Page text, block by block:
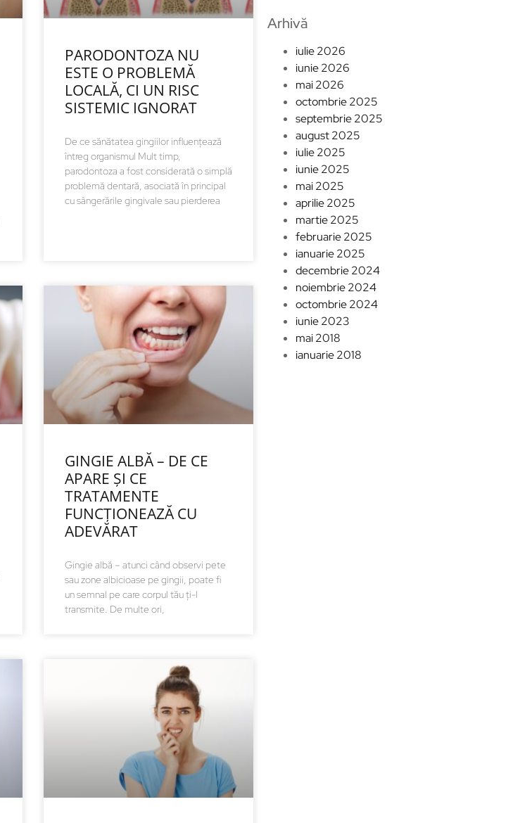
PARODONTOZA NU
ESTE O PROBLEMĂ
LOCALĂ, CI UN RISC
SISTEMIC IGNORAT
De ce sănătatea gingiilor influențează
întreg organismul Mult timp,
parodontoza a fost considerată o simplă
problemă dentară, asociată în principal
cu sângerările gingivale sau pierderea
GINGIE ALBĂ – DE CE
APARE ȘI CE
TRATAMENTE
FUNCȚIONEAZĂ CU
ADEVĂRAT
Gingie albă – atunci când observi pete
sau zone albicioase pe gingii, poate fi
un semnal pe care corpul tău ți-l
transmite. De multe ori,
Arhivă
iulie 2026
iunie 2026
mai 2026
octombrie 2025
septembrie 2025
august 2025
iulie 2025
iunie 2025
mai 2025
aprilie 2025
martie 2025
februarie 2025
ianuarie 2025
decembrie 2024
noiembrie 2024
octombrie 2024
iunie 2023
mai 2018
ianuarie 2018